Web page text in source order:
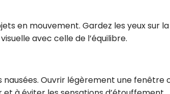
en mouvement. Gardez les yeux sur la
avec celle de l’équilibre.
Ouvrir légèrement une fenêtre